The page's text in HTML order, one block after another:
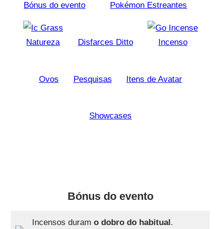
Bónus do evento Pokémon Estreantes
Natureza Disfarces Ditto Incenso
Ovos Pesquisas Itens de Avatar
Showcases
Bónus do evento
Incensos duramo dobro do habitual.